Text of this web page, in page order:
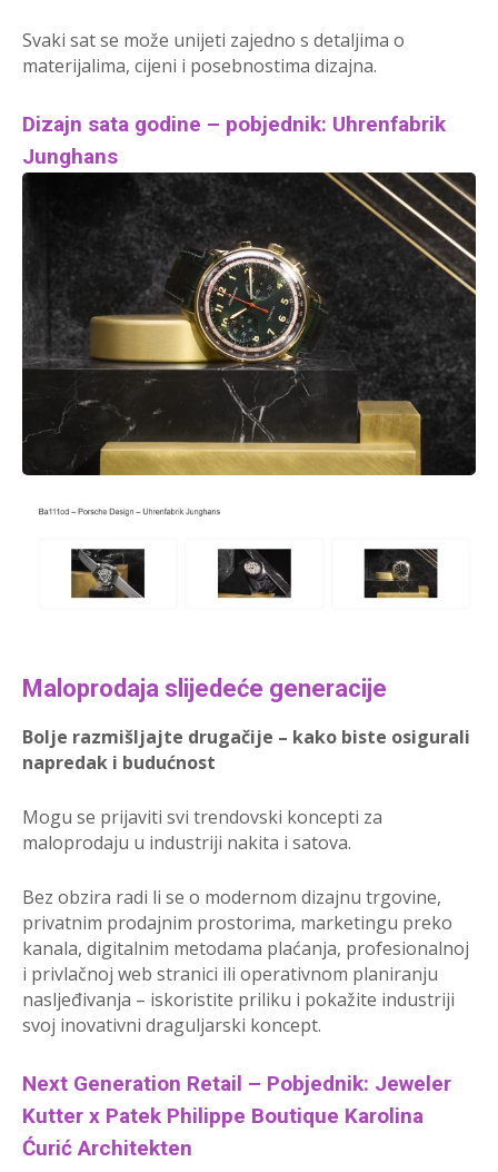
Svaki sat se može unijeti zajedno s detaljima o
materijalima, cijeni i posebnostima dizajna.
Dizajn sata godine – pobjednik: Uhrenfabrik
Junghans
Maloprodaja slijedeće generacije
Bolje razmišljajte drugačije – kako biste osigurali
napredak i budućnost
Mogu se prijaviti svi trendovski koncepti za
maloprodaju u industriji nakita i satova.
Bez obzira radi li se o modernom dizajnu trgovine,
privatnim prodajnim prostorima, marketingu preko
kanala, digitalnim metodama plaćanja, profesionalnoj
i privlačnoj web stranici ili operativnom planiranju
nasljeđivanja – iskoristite priliku i pokažite industriji
svoj inovativni draguljarski koncept.
Next Generation Retail – Pobjednik: Jeweler
Kutter x Patek Philippe Boutique Karolina
Ćurić Architekten